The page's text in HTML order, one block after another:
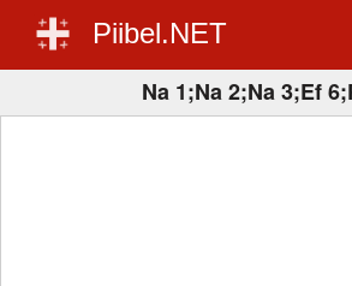
Piibel.NET
Na 1;Na 2;Na 3;Ef